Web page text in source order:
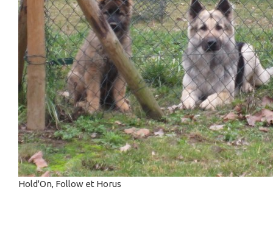
Hold'On, Follow et Horus